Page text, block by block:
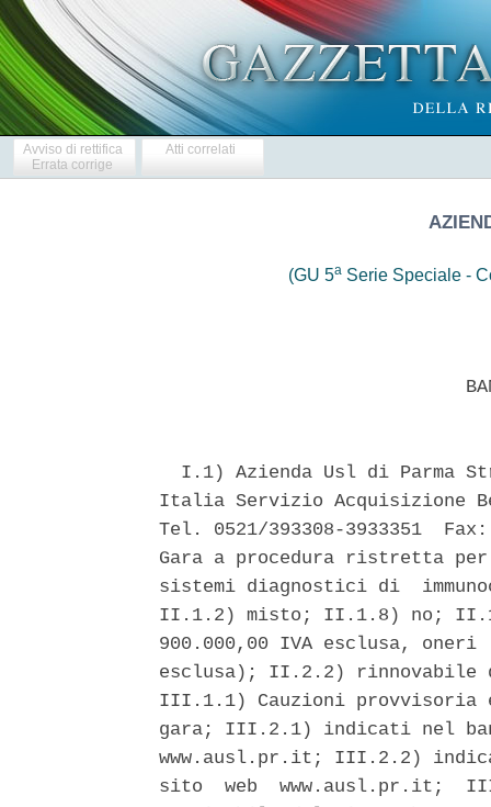
Avviso di rettifica
Errata corrige
Atti correlati
(GU 5a Serie Speciale -
I.1) Azienda Usl di Parma
Italia Servizio Acquisizione
Tel. 0521/393308-3933351
Gara a procedura ristretta
sistemi diagnostici di
II.1.2) misto; II.1.8) no;
900.000,00 IVA esclusa,
esclusa); II.2.2)
III.1.1) Cauzioni
gara; III.2.1) indicati nel
www.ausl.pr.it; III.2.2)
sito  web  www.ausl.pr.it;